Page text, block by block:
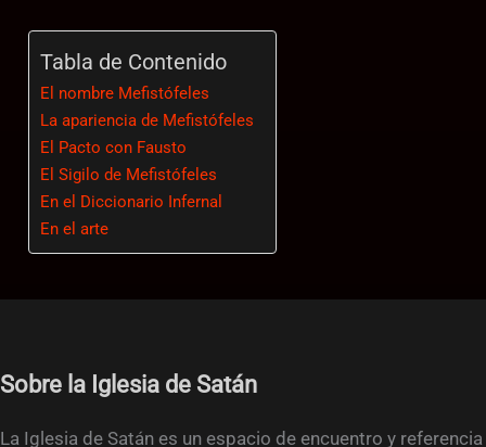
Tabla de Contenido
El nombre Mefistófeles
La apariencia de Mefistófeles
El Pacto con Fausto
El Sigilo de Mefistófeles
En el Diccionario Infernal
En el arte
Sobre la Iglesia de Satán
La Iglesia de Satán es un espacio de encuentro y referencia